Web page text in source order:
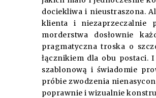
dociekliwa i nieustraszona.
klienta i niezaprzeczalnie
morderstwa dosłownie
pragmatyczna troska o
łącznikiem dla obu postaci.
szablonową i świadomie
próbie zwodzenia
poprawnie i wizualnie